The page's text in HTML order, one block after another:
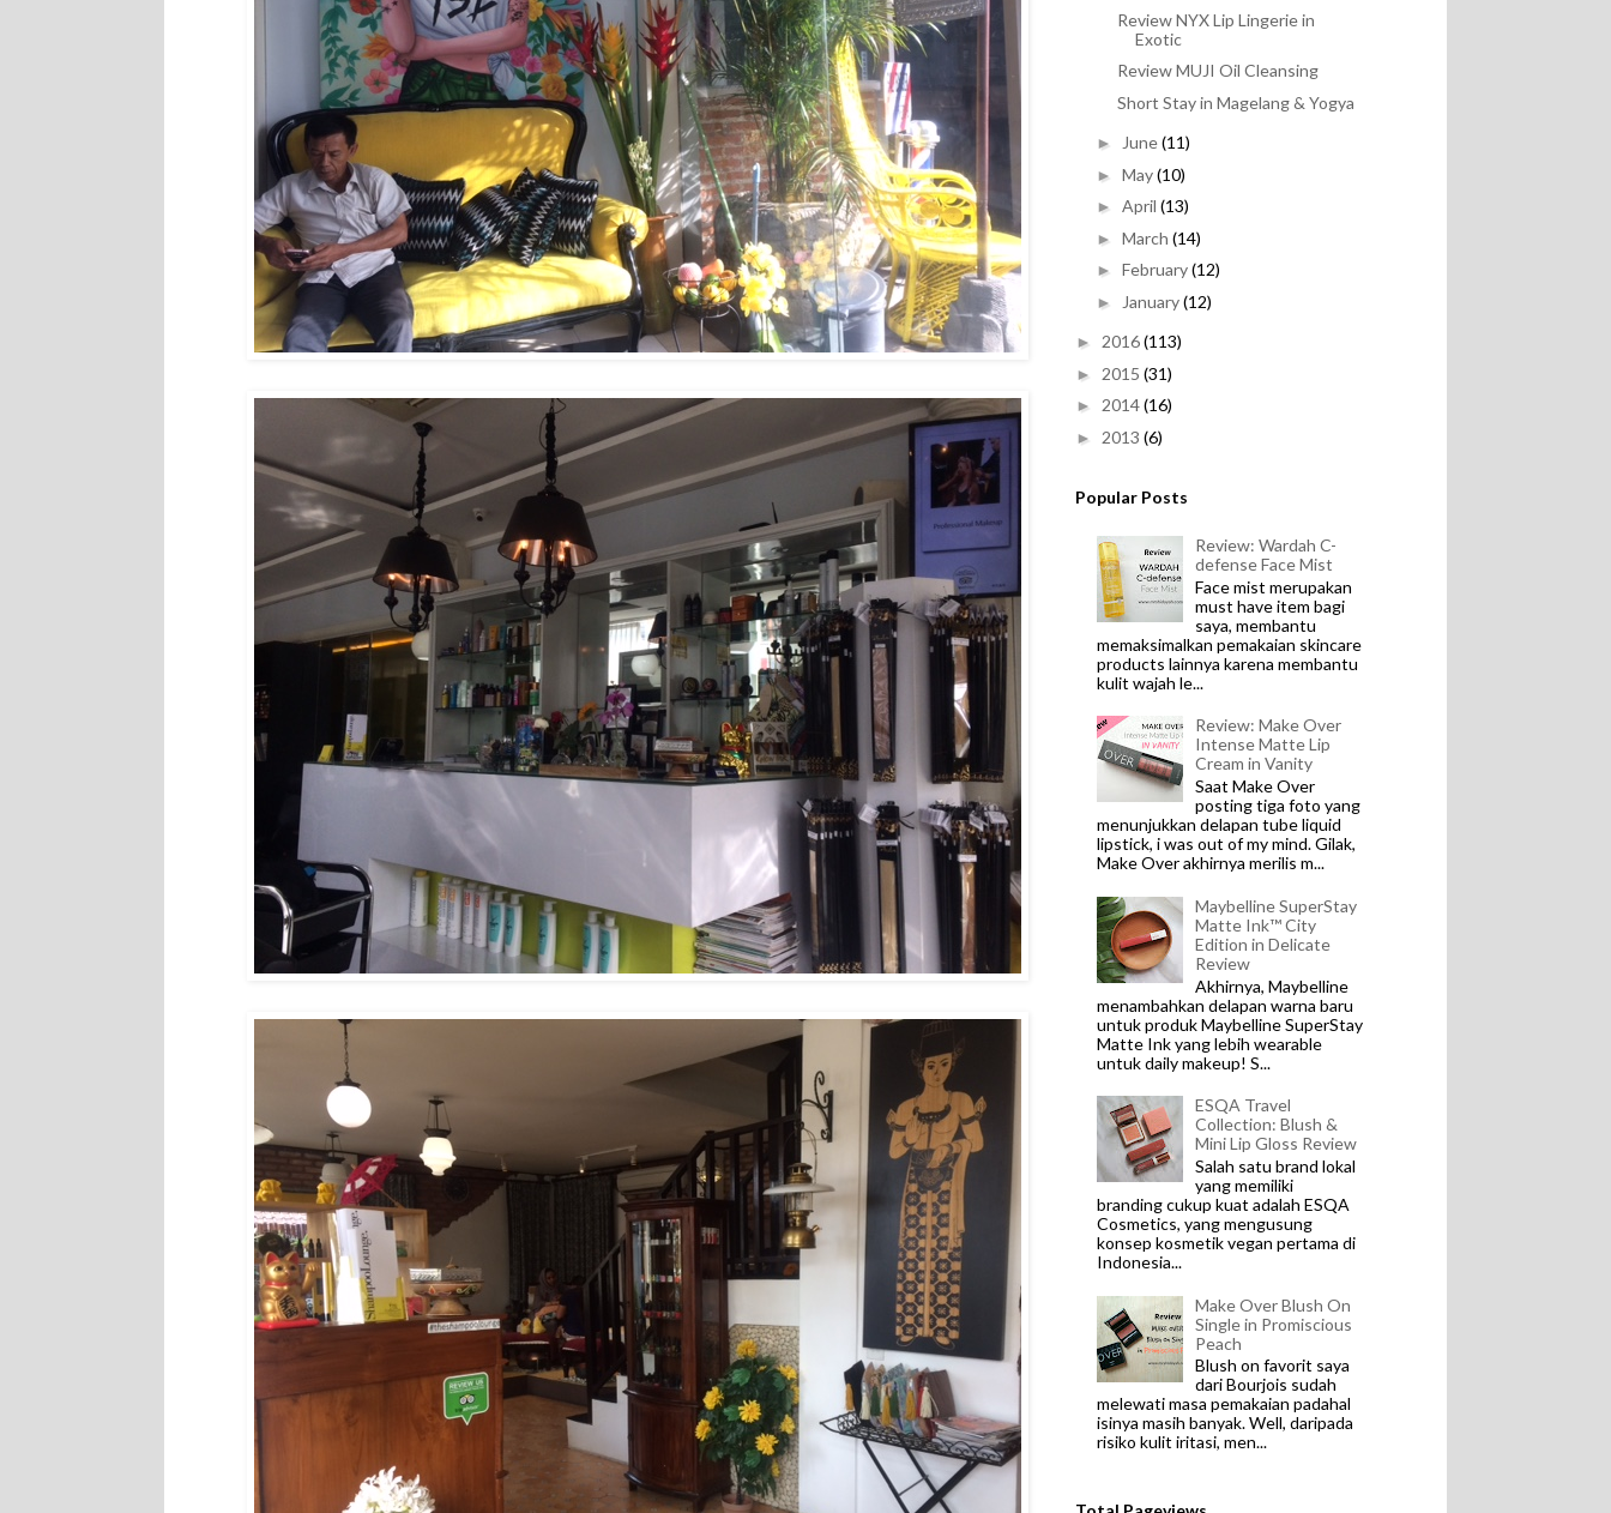
Review NYX Lip Lingerie in
Exotic
Review MUJI Oil Cleansing
Short Stay in Magelang & Yogya
► June(11)
► May(10)
► April (13)
► March (14)
► February(12)
► January(12)
► 2016(113)
► 2015 (31)
► 2014(16)
► 2013 (6)
Popular Posts
Review: Wardah C-
defense Face Mist
Face mist merupakan
must have item bagi
saya, membantu
memaksimalkan pemakaian skincare
products lainnya karena membantu
kulit wajah le...
Review: Make Over
Intense Matte Lip
Cream in Vanity
Saat Make Over
posting tiga foto yang
menunjukkan delapan tube liquid
lipstick, i was out of my mind. Gilak,
Make Over akhirnya merilis m...
Maybelline SuperStay
Matte Ink™ City
Edition in Delicate
Review
Akhirnya, Maybelline
menambahkan delapan warna baru
untuk produk Maybelline SuperStay
Matte Ink yang lebih wearable
untuk daily makeup! S...
ESQA Travel
Collection: Blush &
Mini Lip Gloss Review
Salah satu brand lokal
yang memiliki
branding cukup kuat adalah ESQA
Cosmetics, yang mengusung
konsep kosmetik vegan pertama di
Indonesia...
Make Over Blush On
Single in Promiscious
Peach
Blush on favorit saya
dari Bourjois sudah
melewati masa pemakaian padahal
isinya masih banyak. Well, daripada
risiko kulit iritasi, men...